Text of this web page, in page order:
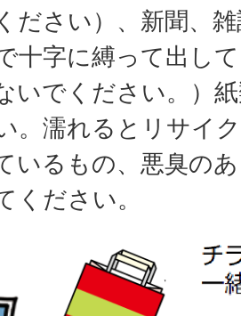
ださい）、新聞、
十字に縛って出し
いでください。）
。濡れるとリサイ
いるもの、悪臭の
ください。